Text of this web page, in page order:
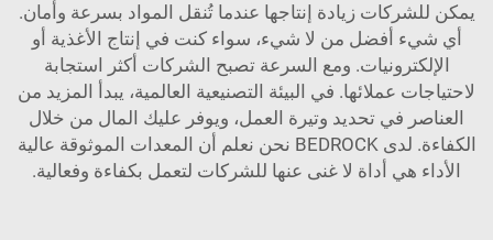
يمكن للشركات زيادة إنتاجها عندما تُنقل المواد بسرعة وأمان.
أي شيء أفضل من لا شيء، سواء كنت في إنتاج الأغذية أو
الإلكترونيات. ومع السرعة تصبح الشركات أكثر استجابة
لاحتياجات عملائها. في البيئة التصنيعية العالمية، يبدأ المزيد من
العناصر في تحديد وتيرة العمل، ويوفر عليك المال من خلال
الكفاءة. لدى BEDROCK نحن نعلم أن المعدات الموثوقة عالية
الأداء هي أداة لا غنى عنها للشركات لتعمل بكفاءة وفعالية.